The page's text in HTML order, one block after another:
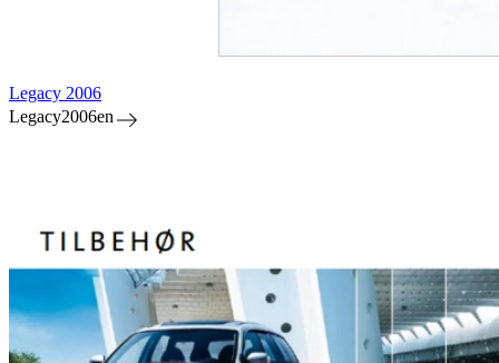
Legacy 2006
Legacy2006en